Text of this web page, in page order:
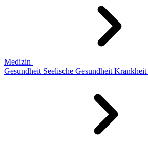
Medizin
Gesundheit Seelische Gesundheit Krankheit